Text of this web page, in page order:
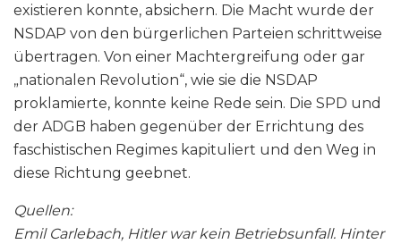
existieren konnte, absichern. Die Macht wurde der
NSDAP von den bürgerlichen Parteien schrittweise
übertragen. Von einer Machtergreifung oder gar
„nationalen Revolution“, wie sie die NSDAP
proklamierte, konnte keine Rede sein. Die SPD und
der ADGB haben gegenüber der Errichtung des
faschistischen Regimes kapituliert und den Weg in
diese Richtung geebnet.
Quellen:
Emil Carlebach, Hitler war kein Betriebsunfall. Hinter